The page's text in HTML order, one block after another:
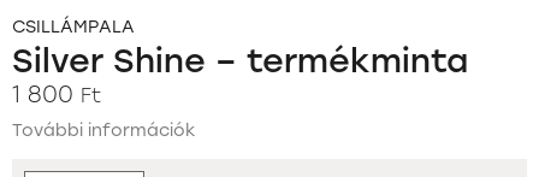
CSILLÁMPALA
Silver Shine – termékminta
1 800 Ft
További információk